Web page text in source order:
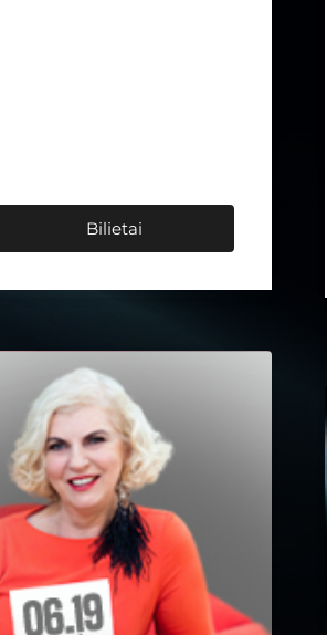
Bilietai